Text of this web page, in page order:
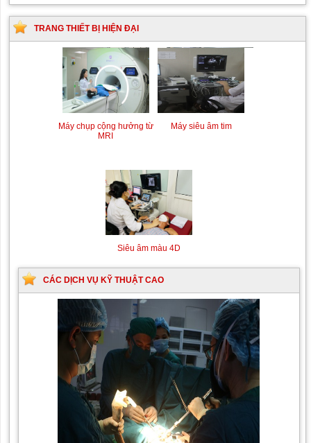
TRANG THIẾT BỊ HIỆN ĐẠI
Siêu âm Doppler xuyên
sọ
Kỹ thuật chụp mạch máu
Siêu âm màu 4D
CÁC DỊCH VỤ KỸ THUẬT CAO